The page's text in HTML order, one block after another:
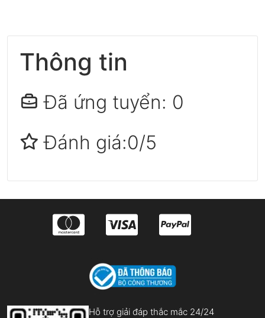
Thông tin
Đã ứng tuyển: 0
Đánh giá:0/5
Hỗ trợ giải đáp thắc mắc 24/24